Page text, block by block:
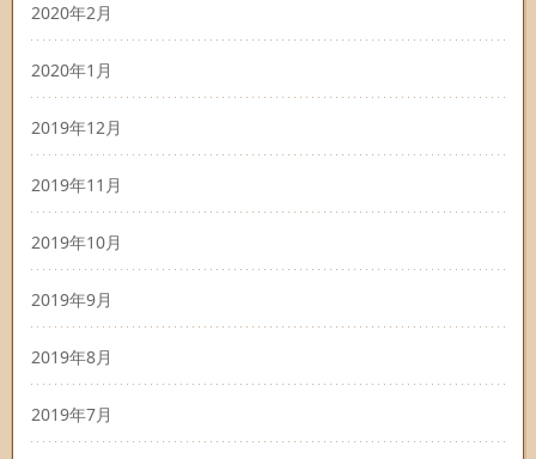
2020年2月
2020年1月
2019年12月
2019年11月
2019年10月
2019年9月
2019年8月
2019年7月